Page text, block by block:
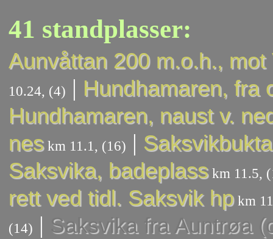
41 standplasser:
Aunvåttan 200 m.o.h.,
10.24, (4) | Hundhamaren, fra
Hundhamaren, naust v.
neskm 11.1, (16) |
Saksvika, badeplasskm 11.5,
rett ved tidl. Saksvik hpkm
(14) | Saksvika fra Auntrøa